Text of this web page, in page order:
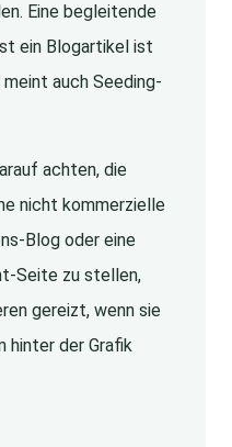
Eine begleitende
ein Blogartikel ist
auch Seeding-
achten, die
nicht kommerzielle
Blog oder eine
Seite zu stellen,
gereizt, wenn sie
hinter der Grafik